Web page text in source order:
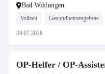
Bad Wildungen
Vollzeit Gesundheitsangebote
24.07.2026
OP-Helfer / OP-